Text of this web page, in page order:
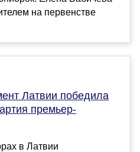
на первенстве
Латвии победила
премьер-
в Латвии